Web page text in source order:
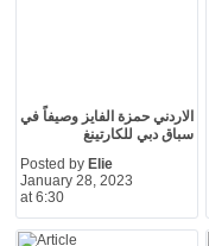
الاردني حمزة الفايز وصيفاً في
سباق دبي للكارتينغ
Posted by Elie
January 28, 2023
at 6:30